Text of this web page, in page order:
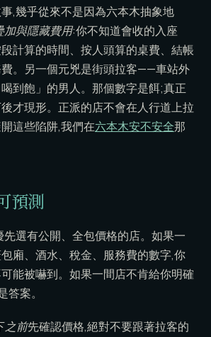
,幾乎從來不是因為六本木抽象地
加與隱藏費用:你不知道會收的入座
計算的時間、按人頭算的桌費、結帳
。另一個元兇是街頭拉客——車站外
到飽」的男人。那個數字是餌;真正
才現形。正派的店不會在人行道上拉
這些陷阱,我們在六本木安不安全那
預測
選有公開、全包價格的店。如果一
廂、酒水、稅金、服務費的數字,你
能被嚇到。如果一間店不肯給你明確
案。
之前先確認價格,絕對不要跟著拉客的